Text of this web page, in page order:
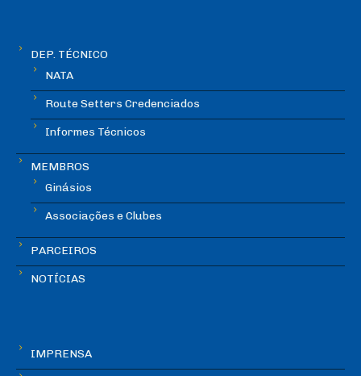
DEP. TÉCNICO
NATA
Route Setters Credenciados
Informes Técnicos
MEMBROS
Ginásios
Associações e Clubes
PARCEIROS
NOTÍCIAS
IMPRENSA